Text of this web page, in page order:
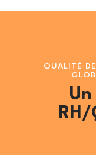
QUALITÉ
Un
RH/